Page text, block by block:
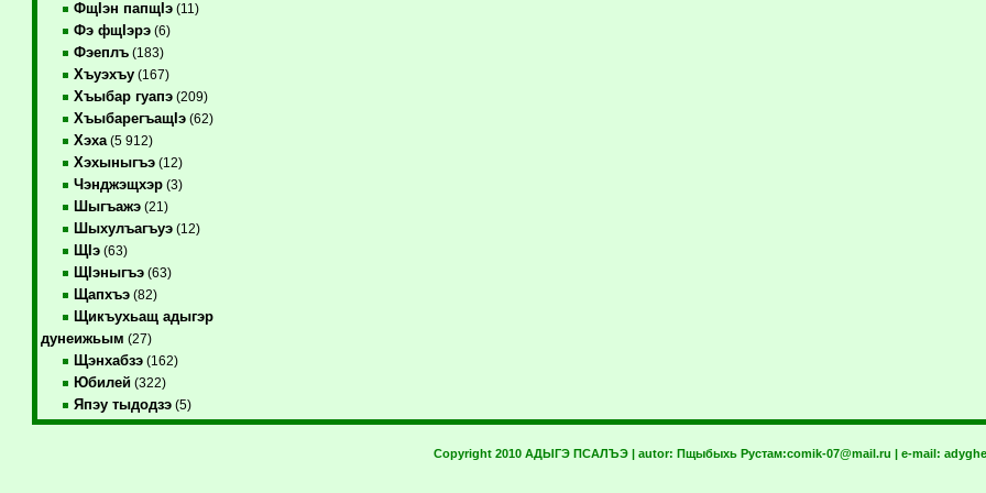
ФщIэн папщIэ(11)
Фэ фщIэрэ(6)
Фэеплъ(183)
Хъуэхъу(167)
Хъыбар гуапэ(209)
ХъыбарегъащIэ(62)
Хэха(5 912)
Хэхыныгъэ(12)
Чэнджэщхэр(3)
Шыгъажэ(21)
Шыхулъагъуэ(12)
ЩIэ(63)
ЩIэныгъэ(63)
Щапхъэ(82)
Щикъухьащ адыгэр
дунеижьым (27)
Щэнхабзэ(162)
Юбилей(322)
Япэу тыдодзэ(5)
Copyright 2010 АДЫГЭ ПСАЛЪЭ | autor: Пщыбыхь Рустам:comik-07@mail.ru | e-mail: